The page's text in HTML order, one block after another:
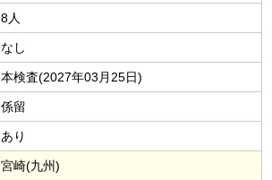
8人
なし
本検査(2027年03月25日)
係留
あり
宮崎(九州)